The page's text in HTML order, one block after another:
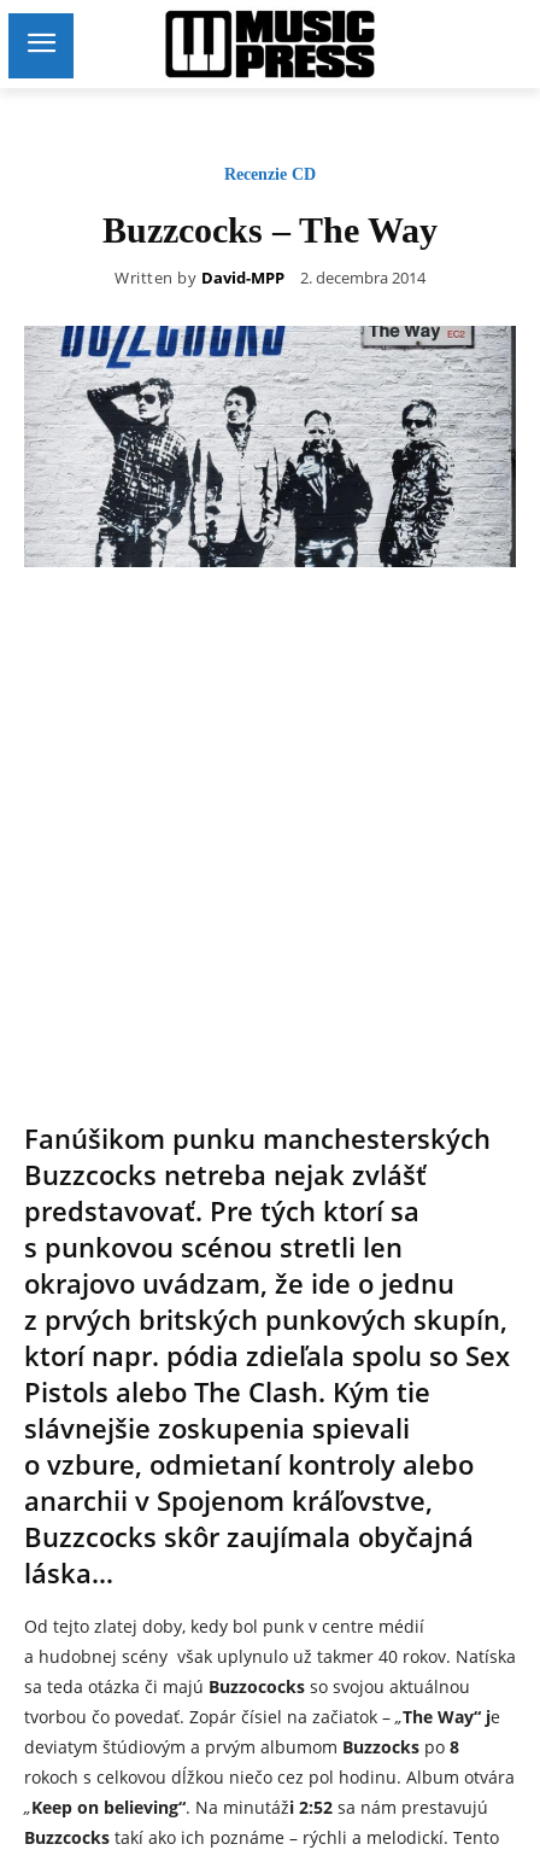
Recenzie CD
Buzzcocks – The Way
Written by David-MPP 2. decembra 2014
Fanúšikom punku manchesterských
Buzzcocks netreba nejak zvlášť
predstavovať. Pre tých ktorí sa
s punkovou scénou stretli len
okrajovo uvádzam, že ide o jednu
z prvých britských punkových skupín,
ktorí napr. pódia zdieľala spolu so Sex
Pistols alebo The Clash. Kým tie
slávnejšie zoskupenia spievali
o vzbure, odmietaní kontroly alebo
anarchii v Spojenom kráľovstve,
Buzzcocks skôr zaujímala obyčajná
láska…
Od tejto zlatej doby, kedy bol punk v centre médií
a hudobnej scény však uplynulo už takmer 40 rokov. Natíska
sa teda otázka či majú Buzzococks so svojou aktuálnou
tvorbou čo povedať. Zopár čísiel na začiatok – „The Way“ je
deviatym štúdiovým a prvým albumom Buzzocks po 8
rokoch s celkovou dĺžkou niečo cez pol hodinu. Album otvára
„Keep on believing“. Na minutáži 2:52 sa nám prestavujú
Buzzcocks takí ako ich poznáme – rýchli a melodickí. Tento